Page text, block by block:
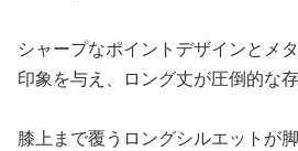
シャープなポイントデザインとメ
印象を与え、ロング丈が圧倒的な
膝上まで覆うロングシルエットが